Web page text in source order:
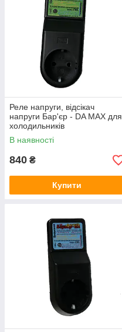
Реле напруги, відсікач
напруги Бар'єр - DA MAX для
холодильників
В наявності
840 ₴
Купити